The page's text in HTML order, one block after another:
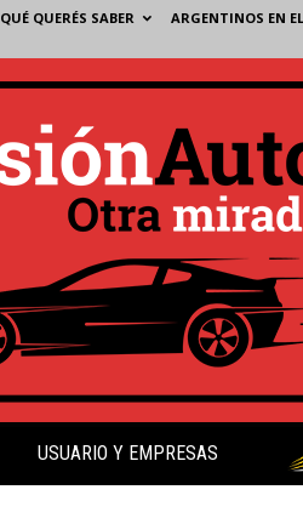
QUÉ QUERÉS SABER ARGENTINOS EN
USUARIO Y EMPRESAS